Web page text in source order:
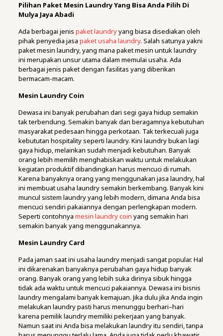
Pilihan Paket Mesin Laundry Yang Bisa Anda Pilih Di
Mulya Jaya Abadi
Ada berbagai jenis paket laundryyang biasa disediakan oleh
pihak penyedia jasa paket usaha laundry. Salah satunya yakni
paket mesin laundry, yang mana paket mesin untuk laundry
ini merupakan unsur utama dalam memulai usaha. Ada
berbagai jenis paket dengan fasilitas yang diberikan
bermacam-macam.
Mesin Laundry Coin
Dewasa ini banyak perubahan dari segi gaya hidup semakin
tak terbendung. Semakin banyak dan beragamnya kebutuhan
masyarakat pedesaan hingga perkotaan. Tak terkecuali juga
kebututan hospitality seperti laundry. Kini laundry bukan lagi
gaya hidup, melainkan sudah menjadi kebutuhan. Banyak
orang lebih memilih menghabiskan waktu untuk melakukan
kegiatan produktif dibandingkan harus mencuci di rumah.
Karena banyaknya orang yang menggunakan jasa laundry, hal
ini membuat usaha laundry semakin berkembang. Banyak kini
muncul sistem laundry yang lebih modern, dimana Anda bisa
mencuci sendiri pakaiannya dengan perlengkapan modern.
Seperti contohnya mesin laundry coin yang semakin hari
semakin banyak yang menggunakannya.
Mesin Laundry Card
Pada jaman saat ini usaha laundry menjadi sangat popular. Hal
ini dikarenakan banyaknya perubahan gaya hidup banyak
orang. Banyak orang yang lebih suka dirinya sibuk hingga
tidak ada waktu untuk mencuci pakaiannya. Dewasa ini bisnis
laundry mengalami banyak kemajuan. Jika dulu jika Anda ingin
melakukan laundry pasti harus menunggu berhari–hari
karena pemilik laundry memiliki pekerjaan yang banyak.
Namun saat ini Anda bisa melakukan laundry itu sendiri, tanpa